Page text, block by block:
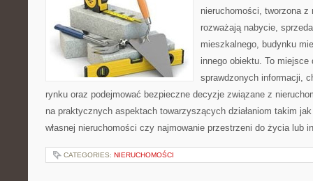
nieruchomości, tworzona
rozważają nabycie,
mieszkalnego, budynku
innego obiektu. To
sprawdzonych informacji,
rynku oraz podejmować bezpieczne decyzje związane z
na praktycznych aspektach towarzyszących działaniom takim
własnej nieruchomości czy najmowanie przestrzeni do życia lub
CATEGORIES: NIERUCHOMOŚCI